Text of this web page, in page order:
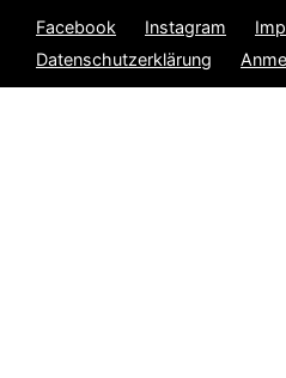
Facebook
Instagram
Datenschutzerklärung